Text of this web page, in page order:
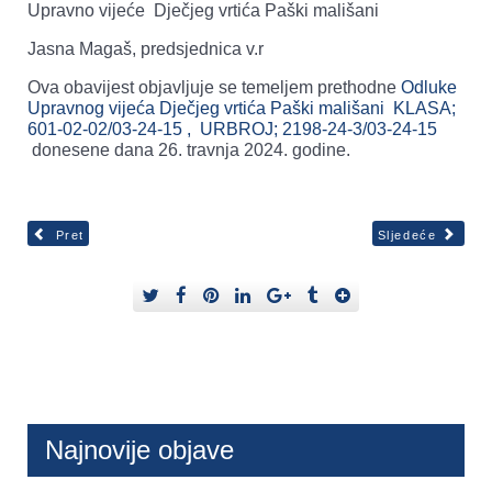
Upravno vijeće Dječjeg vrtića Paški mališani
Jasna Magaš, predsjednica v.r
Ova obavijest objavljuje se temeljem prethodne Odluke
Upravnog vijeća Dječjeg vrtića Paški mališani KLASA;
601-02-02/03-24-15 , URBROJ; 2198-24-3/03-24-15
donesene dana 26. travnja 2024. godine.
Pret Sljedeće
Najnovije objave